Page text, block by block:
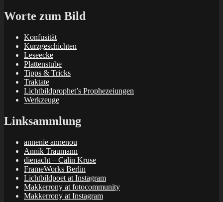
Worte zum Bild
Konfusität
Kurzgeschichten
Leseecke
Plattenstube
Tipps & Tricks
Traktate
Lichtbildprophet’s Prophezeiungen
Werkzeuge
Linksammlung
annenie annenou
Annik Traumann
dienacht – Calin Kruse
FrameWorks Berlin
Lichtbildpoet at Instagram
Makkerrony at fotocommunity
Makkerrony at Instagram